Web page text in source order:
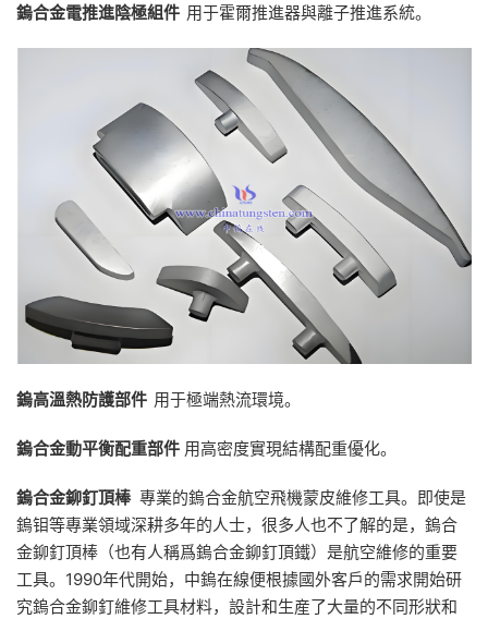
鎢合金電推進陰極組件 用于霍爾推進器與離子推進系統。
鎢高溫熱防護部件 用于極端熱流環境。
鎢合金動平衡配重部件 用高密度實現結構配重優化。
鎢合金鉚釘頂棒專業的鎢合金航空飛機蒙皮維修工具。即使是
鎢钼等專業領域深耕多年的人士，很多人也不了解的是，鎢合
金鉚釘頂棒（也有人稱爲鎢合金鉚釘頂鐵）是航空維修的重要
工具。1990年代開始，中鎢在線便根據國外客戶的需求開始研
究鎢合金鉚釘維修工具材料，設計和生産了大量的不同形狀和